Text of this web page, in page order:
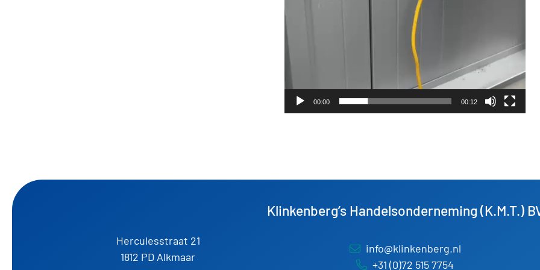
00:00 00:12
Klinkenberg’s Handelsonderneming (K.M.T.)
Herculesstraat 21
1812 PD Alkmaar
info@klinkenberg.nl
+31 (0)72 515 7754